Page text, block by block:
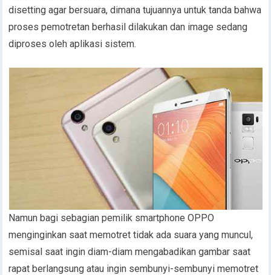
disetting agar bersuara, dimana tujuannya untuk tanda bahwa
proses pemotretan berhasil dilakukan dan image sedang
diproses oleh aplikasi sistem.
Namun bagi sebagian pemilik smartphone OPPO
menginginkan saat memotret tidak ada suara yang muncul,
semisal saat ingin diam-diam mengabadikan gambar saat
rapat berlangsung atau ingin sembunyi-sembunyi memotret